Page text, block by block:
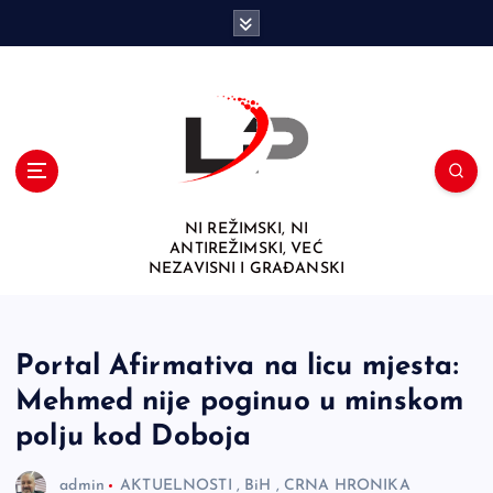
NI REŽIMSKI, NI
ANTIREŽIMSKI, VEĆ
NEZAVISNI I GRAĐANSKI
Portal Afirmativa na licu mjesta:
Mehmed nije poginuo u minskom
polju kod Doboja
admin AKTUELNOSTI , BiH , CRNA HRONIKA